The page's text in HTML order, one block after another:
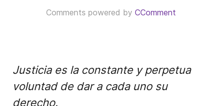
Comments powered by CComment
Justicia es la constante y perpetua
voluntad de dar a cada uno su
derecho.